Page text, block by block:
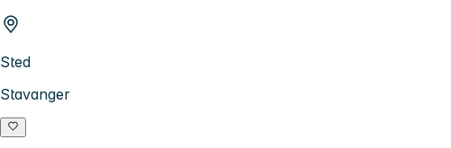
Sted
Stavanger